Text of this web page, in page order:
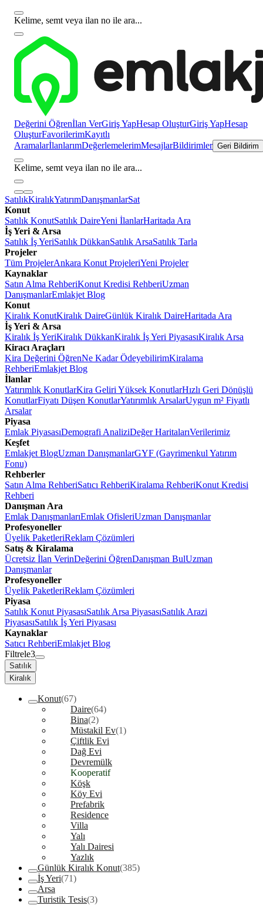
Kelime, semt veya ilan no ile ara...
Değerini Öğrenİlan VerGiriş YapHesap OluşturGiriş YapHesap
OluşturFavorilerimKayıtlı
AramalarİlanlarımDeğerlemelerimMesajlarBildirimler Geri Bildirim
Kelime, semt veya ilan no ile ara...
SatılıkKiralıkYatırımDanışmanlarSat
Konut
Satılık KonutSatılık DaireYeni İlanlarHaritada Ara
İş Yeri & Arsa
Satılık İş YeriSatılık DükkanSatılık ArsaSatılık Tarla
Projeler
Tüm ProjelerAnkara Konut ProjeleriYeni Projeler
Kaynaklar
Satın Alma RehberiKonut Kredisi RehberiUzman
DanışmanlarEmlakjet Blog
Konut
Kiralık KonutKiralık DaireGünlük Kiralık DaireHaritada Ara
İş Yeri & Arsa
Kiralık İş YeriKiralık DükkanKiralık İş Yeri PiyasasıKiralık Arsa
Kiracı Araçları
Kira Değerini ÖğrenNe Kadar ÖdeyebilirimKiralama
RehberiEmlakjet Blog
İlanlar
Yatırımlık KonutlarKira Geliri Yüksek KonutlarHızlı Geri Dönüşlü
KonutlarFiyatı Düşen KonutlarYatırımlık ArsalarUygun m² Fiyatlı
Arsalar
Piyasa
Emlak PiyasasıDemografi AnaliziDeğer HaritalarıVerilerimiz
Keşfet
Emlakjet BlogUzman DanışmanlarGYF (Gayrimenkul Yatırım
Fonu)
Rehberler
Satın Alma RehberiSatıcı RehberiKiralama RehberiKonut Kredisi
Rehberi
Danışman Ara
Emlak DanışmanlarıEmlak OfisleriUzman Danışmanlar
Profesyoneller
Üyelik PaketleriReklam Çözümleri
Satış & Kiralama
Ücretsiz İlan VerinDeğerini ÖğrenDanışman BulUzman
Danışmanlar
Profesyoneller
Üyelik PaketleriReklam Çözümleri
Piyasa
Satılık Konut PiyasasıSatılık Arsa PiyasasıSatılık Arazi
PiyasasıSatılık İş Yeri Piyasası
Kaynaklar
Satıcı RehberiEmlakjet Blog
Filtrele3
Satılık
Kiralık
Konut(67)
Daire(64)
Bina(2)
Müstakil Ev(1)
Çiftlik Evi
Dağ Evi
Devremülk
Kooperatif
Köşk
Köy Evi
Prefabrik
Residence
Villa
Yalı
Yalı Dairesi
Yazlık
Günlük Kiralık Konut(385)
İş Yeri(71)
Arsa
Turistik Tesis(3)